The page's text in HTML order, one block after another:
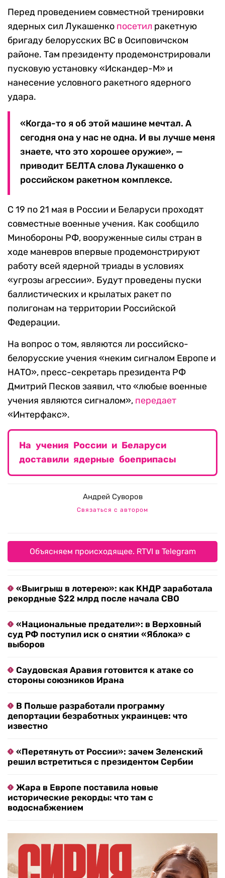
Перед проведением совместной тренировки
ядерных сил Лукашенко посетил ракетную
бригаду белорусских ВС в Осиповичском
районе. Там президенту продемонстрировали
пусковую установку «Искандер-М» и
нанесение условного ракетного ядерного
удара.
«Когда-то я об этой машине мечтал. А
сегодня она у нас не одна. И вы лучше меня
знаете, что это хорошее оружие», —
приводит БЕЛТА слова Лукашенко о
российском ракетном комплексе.
С 19 по 21 мая в России и Беларуси проходят
совместные военные учения. Как сообщило
Минобороны РФ, вооруженные силы стран в
ходе маневров впервые продемонстрируют
работу всей ядерной триады в условиях
«угрозы агрессии». Будут проведены пуски
баллистических и крылатых ракет по
полигонам на территории Российской
Федерации.
На вопрос о том, являются ли российско-
белорусские учения «неким сигналом Европе и
НАТО», пресс-секретарь президента РФ
Дмитрий Песков заявил, что «любые военные
учения являются сигналом», передает
«Интерфакс».
На учения России и Беларуси
доставили ядерные боеприпасы
Андрей Суворов
Связаться с автором
Объясняем происходящее. RTVI в Telegram
«Выигрыш в лотерею»: как КНДР заработала
рекордные $22 млрд после начала СВО
«Национальные предатели»: в Верховный
суд РФ поступил иск о снятии «Яблока» с
выборов
Саудовская Аравия готовится к атаке со
стороны союзников Ирана
В Польше разработали программу
депортации безработных украинцев: что
известно
«Перетянуть от России»: зачем Зеленский
решил встретиться с президентом Сербии
Жара в Европе поставила новые
исторические рекорды: что там с
водоснабжением